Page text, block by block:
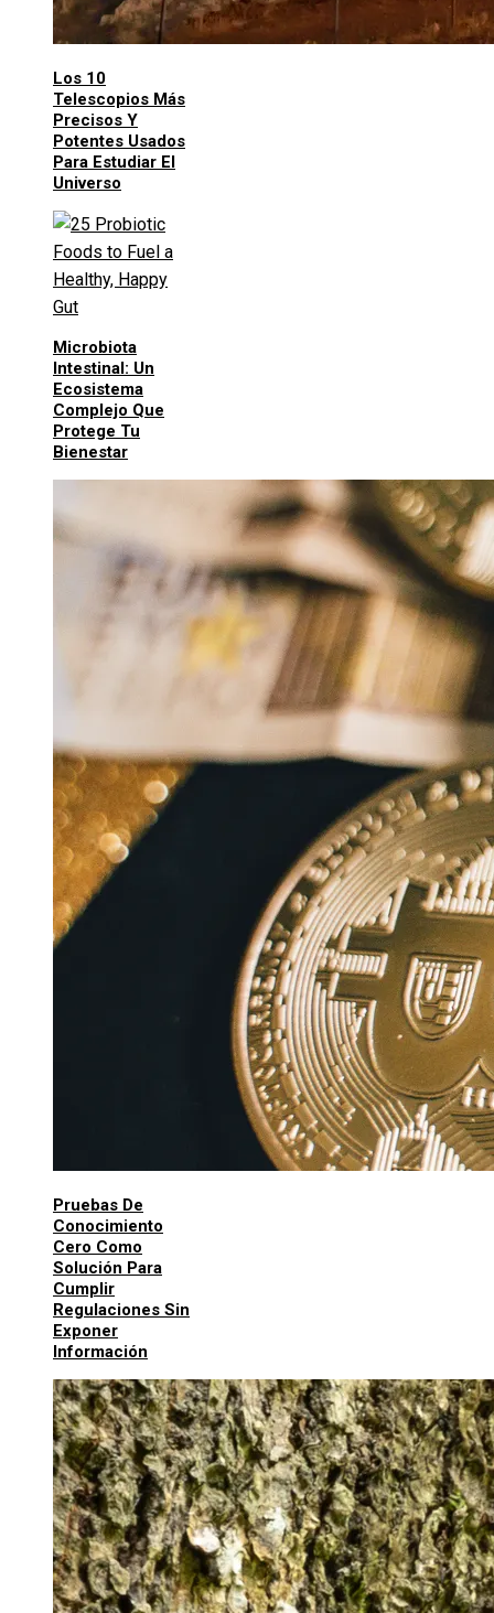
Los 10
Telescopios Más
Precisos Y
Potentes Usados
Para Estudiar El
Universo
Microbiota
Intestinal: Un
Ecosistema
Complejo Que
Protege Tu
Bienestar
Pruebas De
Conocimiento
Cero Como
Solución Para
Cumplir
Regulaciones Sin
Exponer
Información